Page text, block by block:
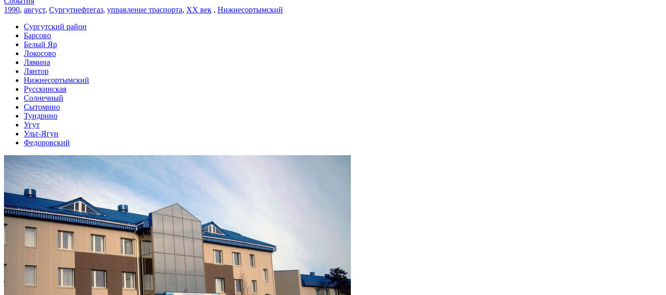
1990, август, Сургутнефтегаз, управление траспорта, ХХ век , Нижнесортымский
Сургутский район
Барсово
Белый Яр
Локосово
Лямина
Лянтор
Нижнесортымский
Русскинская
Солнечный
Сытомино
Тундрино
Угут
Ульт-Ягун
Федоровский